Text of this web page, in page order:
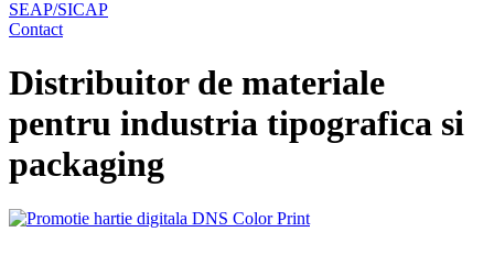
SEAP/SICAP
Contact
Distribuitor de materiale
pentru industria tipografica si
packaging